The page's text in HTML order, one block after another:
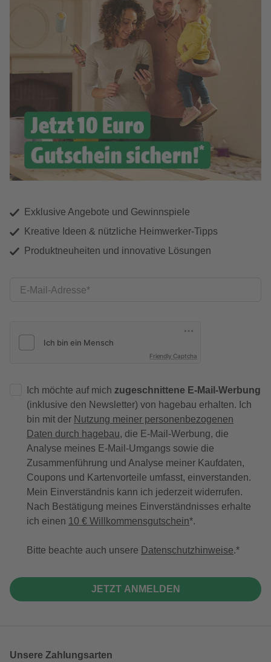
Exklusive Angebote und Gewinnspiele
Kreative Ideen & nützliche Heimwerker-Tipps
Produktneuheiten und innovative Lösungen
E-Mail-Adresse
Friendly Captcha
Ich möchte auf mich zugeschnittene E-Mail-Werbung
(inklusive den Newsletter) von hagebau erhalten. Ich
bin mit der Nutzung meiner personenbezogenen
Daten durch hagebau, die E-Mail-Werbung, die
Analyse meines E-Mail-Umgangs sowie die
Zusammenführung und Analyse meiner Kaufdaten,
Coupons und Kartenvorteile umfasst, einverstanden.
Mein Einverständnis kann ich jederzeit widerrufen.
Nach Bestätigung meines Einverständnisses erhalte
ich einen 10 € Willkommensgutschein*.
Bitte beachte auch unsere Datenschutzhinweise.
JETZT ANMELDEN
Unsere Zahlungsarten